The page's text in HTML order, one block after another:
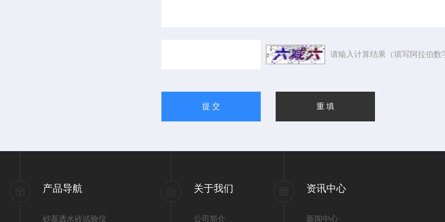
请输入计算结果（填写阿拉伯数
产品导航
砂基透水砖试验仪
关于我们
公司简介
资讯中心
新闻中心